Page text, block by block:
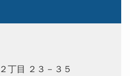
丁目 ２３－３５